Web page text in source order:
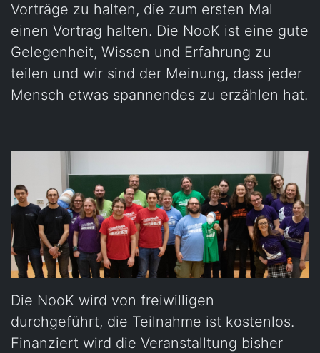
Vorträge zu halten, die zum ersten Mal
einen Vortrag halten. Die NooK ist eine gute
Gelegenheit, Wissen und Erfahrung zu
teilen und wir sind der Meinung, dass jeder
Mensch etwas spannendes zu erzählen hat.
Die NooK wird von freiwilligen
durchgeführt, die Teilnahme ist kostenlos.
Finanziert wird die Veranstalltung bisher